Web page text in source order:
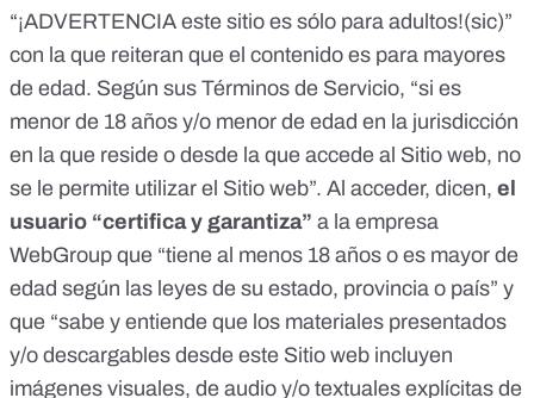
“¡ADVERTENCIA este sitio es sólo para adultos!(sic)”
con la que reiteran que el contenido es para mayores
de edad. Según sus Términos de Servicio, “si es
menor de 18 años y/o menor de edad en la jurisdicción
en la que reside o desde la que accede al Sitio web, no
se le permite utilizar el Sitio web”. Al acceder, dicen, el
usuario “certifica y garantiza” a la empresa
WebGroup que “tiene al menos 18 años o es mayor de
edad según las leyes de su estado, provincia o país” y
que “sabe y entiende que los materiales presentados
y/o descargables desde este Sitio web incluyen
imágenes visuales, de audio y/o textuales explícitas de